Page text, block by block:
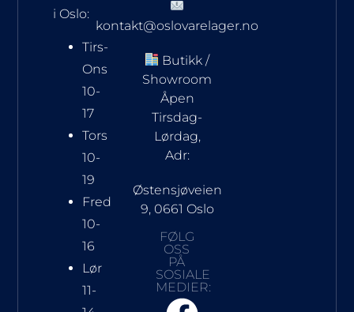
i Oslo:
Tirs-
Ons
10-
17
Tors
10-
19
Fred
10-
16
Lør
11-
kontakt@oslovarelager.no
Butikk /
Showroom
Åpen
Tirsdag-
Lørdag,
Adr:
Østensjøveien
9, 0661 Oslo
FØLG
OSS
PÅ
SOSIALE
MEDIER: